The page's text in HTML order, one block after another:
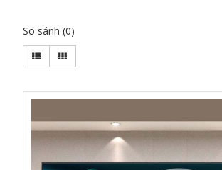
So sánh (0)